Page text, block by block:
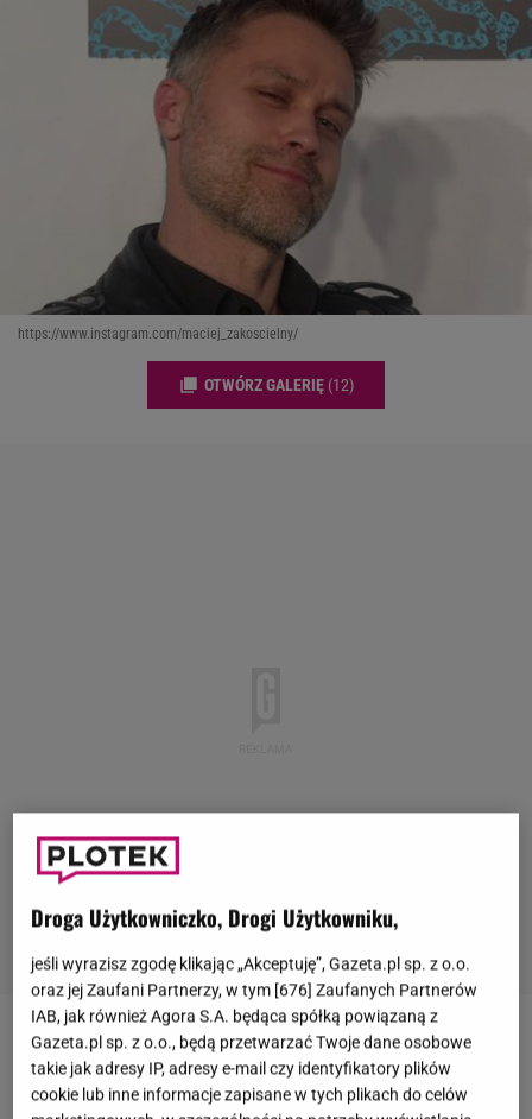
https://www.instagram.com/maciej_zakoscielny/
OTWÓRZ GALERIĘ (12)
Maciej Zakościelnyzdobył rozgłos dzięki takim
produkcjom jak "Tylko mnie kochaj", "Dlaczego nie!",
Droga Użytkowniczko, Drogi Użytkowniku,
jeśli wyrazisz zgodę klikając „Akceptuję”, Gazeta.pl sp. z o.o.
oraz jej Zaufani Partnerzy, w tym [676] Zaufanych Partnerów
IAB, jak również Agora S.A. będąca spółką powiązaną z
Gazeta.pl sp. z o.o., będą przetwarzać Twoje dane osobowe
takie jak adresy IP, adresy e-mail czy identyfikatory plików
cookie lub inne informacje zapisane w tych plikach do celów